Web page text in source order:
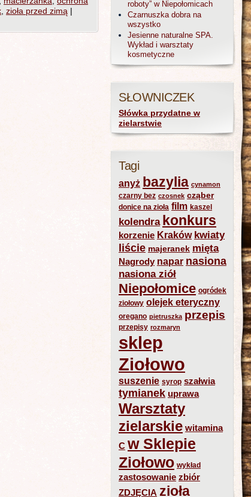
zioła przed zimą |
roboty” w Niepołomicach
Czarnuszka dobra na
wszystko
Jesienne naturalne SPA.
Wykład i warsztaty
kosmetyczne
SŁOWNICZEK
Słówka przydatne w
zielarstwie
Tagi
anyż bazylia cynamon
czarny bez czosnek cząber
donice na zioła film kaszel
kolendra konkurs
korzenie Kraków kwiaty
liście majeranek mięta
Nagrody napar nasiona
nasiona ziół
Niepołomice ogródek
ziołowy olejek eteryczny
oregano pietruszka przepis
przepisy rozmaryn
sklep
Ziołowo
suszenie syrop szałwia
tymianek uprawa
Warsztaty
zielarskie witamina
C w Sklepie
Ziołowo wykład
zastosowanie zbiór
ZDJĘCIA zioła